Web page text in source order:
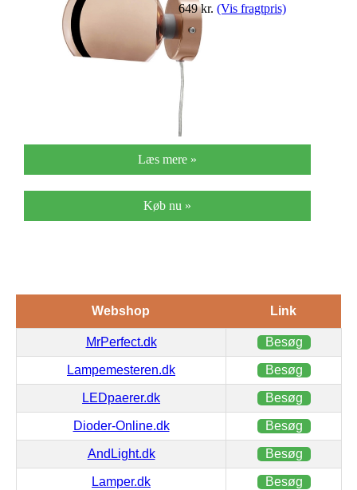
649 kr. (Vis fragtpris)
Læs mere »
Køb nu »
Webshop Link
MrPerfect.dk Besøg
Lampemesteren.dk Besøg
LEDpaerer.dk Besøg
Dioder-Online.dk Besøg
AndLight.dk Besøg
Lamper.dk Besøg